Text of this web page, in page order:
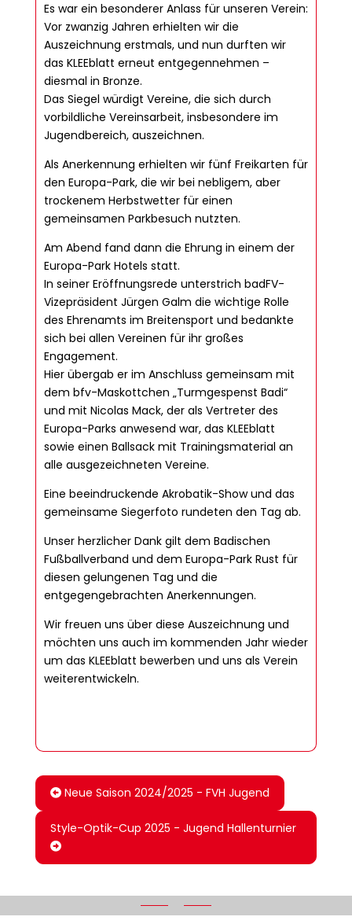
Es war ein besonderer Anlass für unseren Verein:
Vor zwanzig Jahren erhielten wir die
Auszeichnung erstmals, und nun durften wir
das KLEEblatt erneut entgegennehmen –
diesmal in Bronze.
Das Siegel würdigt Vereine, die sich durch
vorbildliche Vereinsarbeit, insbesondere im
Jugendbereich, auszeichnen.
Als Anerkennung erhielten wir fünf Freikarten für
den Europa-Park, die wir bei nebligem, aber
trockenem Herbstwetter für einen
gemeinsamen Parkbesuch nutzten.
Am Abend fand dann die Ehrung in einem der
Europa-Park Hotels statt.
In seiner Eröffnungsrede unterstrich badFV-
Vizepräsident Jürgen Galm die wichtige Rolle
des Ehrenamts im Breitensport und bedankte
sich bei allen Vereinen für ihr großes
Engagement.
Hier übergab er im Anschluss gemeinsam mit
dem bfv-Maskottchen „Turmgespenst Badi“
und mit Nicolas Mack, der als Vertreter des
Europa-Parks anwesend war, das KLEEblatt
sowie einen Ballsack mit Trainingsmaterial an
alle ausgezeichneten Vereine.
Eine beeindruckende Akrobatik-Show und das
gemeinsame Siegerfoto rundeten den Tag ab.
Unser herzlicher Dank gilt dem Badischen
Fußballverband und dem Europa-Park Rust für
diesen gelungenen Tag und die
entgegengebrachten Anerkennungen.
Wir freuen uns über diese Auszeichnung und
möchten uns auch im kommenden Jahr wieder
um das KLEEblatt bewerben und uns als Verein
weiterentwickeln.
Neue Saison 2024/2025 - FVH Jugend
Style-Optik-Cup 2025 - Jugend Hallenturnier